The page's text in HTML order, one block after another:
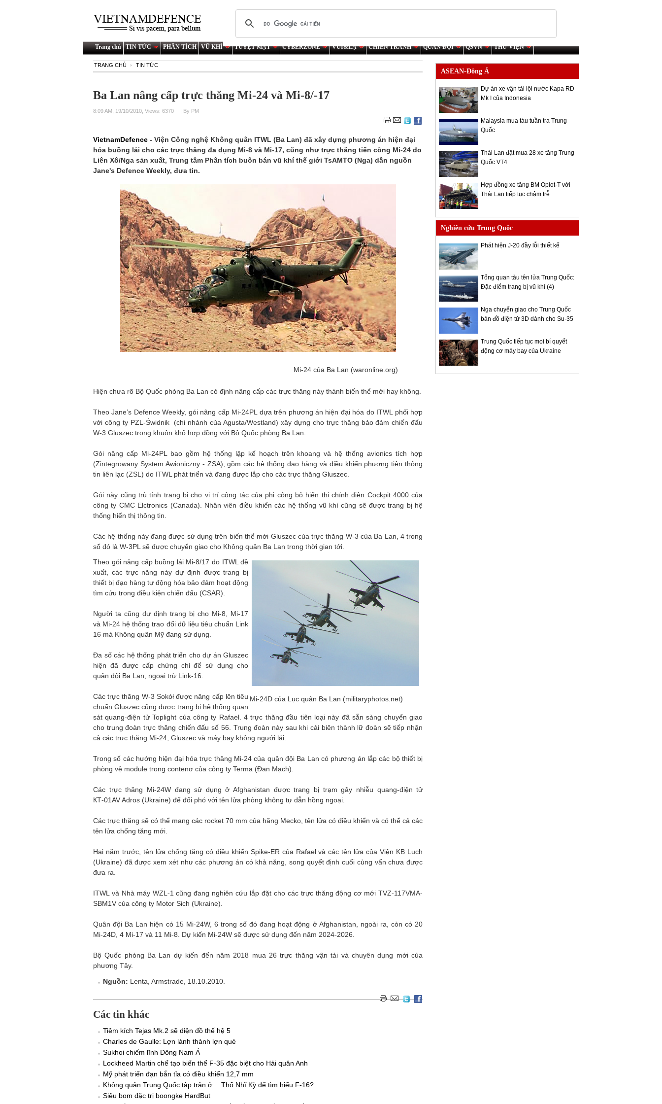
Trang chủ TIN TỨC PHÂN TÍCH VŨ KHÍ TUYỆT MẬT CYBERZONE VUI&LẠ CHIẾN TRANH QUÂN ĐỘI QSVN THƯ VIỆN
TRANG CHỦ TIN TỨC
Ba Lan nâng cấp trực thăng Mi-24 và Mi-8/-17
8:09 AM, 19/10/2010, Views: 6370 | By PM
VietnamDefence - Viện Công nghệ Không quân ITWL (Ba Lan) đã xây dựng phương án hiện đại
hóa buồng lái cho các trực thăng đa dụng Mi-8 và Mi-17, cũng như trực thăng tiến công Mi-24 do
Liên Xô/Nga sản xuất, Trung tâm Phân tích buôn bán vũ khí thế giới TsAMTO (Nga) dẫn nguồn
Jane's Defence Weekly, đưa tin.
Mi-24 của Ba Lan (waronline.org)
Hiện chưa rõ Bộ Quốc phòng Ba Lan có định nâng cấp các trực thăng này thành biến thể mới hay không.
Theo Jane’s Defence Weekly, gói nâng cấp Mi-24PL dựa trên phương án hiện đại hóa do ITWL phối hợp
với công ty PZL-Świdnik (chi nhánh của Agusta/Westland) xây dựng cho trực thăng bảo đảm chiến đấu
W-3 Gluszec trong khuôn khổ hợp đồng với Bộ Quốc phòng Ba Lan.
Gói nâng cấp Mi-24PL bao gồm hệ thống lập kế hoạch trên khoang và hệ thống avionics tích hợp
(Zintegrowany System Awioniczny - ZSA), gồm các hệ thống đạo hàng và điều khiển phương tiện thông
tin liên lạc (ZSL) do ITWL phát triển và đang được lắp cho các trực thăng Gluszec.
Gói này cũng trù tính trang bị cho vị trí công tác của phi công bộ hiển thị chính diện Cockpit 4000 của
công ty CMC Elctronics (Canada). Nhân viên điều khiển các hệ thống vũ khí cũng sẽ được trang bị hệ
thống hiển thị thông tin.
Các hệ thống này đang được sử dụng trên biến thể mới Gluszec của trực thăng W-3 của Ba Lan, 4 trong
số đó là W-3PL sẽ được chuyển giao cho Không quân Ba Lan trong thời gian tới.
Mi-24D của Lục quân Ba Lan (militaryphotos.net)
Theo gói nâng cấp buồng lái Mi-8/17 do ITWL đề
xuất, các trực năng này dự định được trang bị
thiết bị đạo hàng tự động hóa bảo đảm hoạt động
tìm cứu trong điều kiện chiến đấu (CSAR).
Người ta cũng dự định trang bị cho Mi-8, Mi-17
và Mi-24 hệ thống trao đổi dữ liệu tiêu chuẩn Link
16 mà Không quân Mỹ đang sử dụng.
Đa số các hệ thống phát triển cho dự án Gluszec
hiện đã được cấp chứng chỉ để sử dụng cho
quân đội Ba Lan, ngoại trừ Link-16.
Các trực thăng W-3 Sokół được nâng cấp lên tiêu
chuẩn Gluszec cũng được trang bị hệ thống quan
sát quang-điện tử Toplight của công ty Rafael. 4 trực thăng đầu tiên loại này đã sẵn sàng chuyển giao
cho trung đoàn trực thăng chiến đấu số 56. Trung đoàn này sau khi cải biên thành lữ đoàn sẽ tiếp nhận
cả các trực thăng Mi-24, Gluszec và máy bay không ngưới lái.
Trong số các hướng hiện đại hóa trực thăng Mi-24 của quân đội Ba Lan có phương án lắp các bộ thiết bị
phòng vệ module trong contenơ của công ty Terma (Đan Mạch).
Các trực thăng Mi-24W đang sử dụng ở Afghanistan được trang bị trạm gây nhiễu quang-điện tử
КТ-01AV Adros (Ukraine) để đối phó với tên lửa phòng không tự dẫn hồng ngoại.
Các trực thăng sẽ có thể mang các rocket 70 mm của hãng Mecko, tên lửa có điều khiển và có thể cả các
tên lửa chống tăng mới.
Hai năm trước, tên lửa chống tăng có điều khiển Spike-ER của Rafael và các tên lửa của Viện KB Luch
(Ukraine) đã được xem xét như các phương án có khả năng, song quyết định cuối cùng vấn chưa được
đưa ra.
ITWL và Nhà máy WZL-1 cũng đang nghiên cứu lắp đặt cho các trực thăng động cơ mới TVZ-117VMA-
SBM1V của công ty Motor Sich (Ukraine).
Quân đội Ba Lan hiện có 15 Mi-24W, 6 trong số đó đang hoạt động ở Afghanistan, ngoài ra, còn có 20
Mi-24D, 4 Mi-17 và 11 Mi-8. Dự kiến Mi-24W sẽ được sử dụng đến năm 2024-2026.
Bộ Quốc phòng Ba Lan dự kiến đến năm 2018 mua 26 trực thăng vận tải và chuyên dụng mới của
phương Tây.
Nguồn: Lenta, Armstrade, 18.10.2010.
Các tin khác
Tiêm kích Tejas Mk.2 sẽ diện đồ thế hệ 5
Charles de Gaulle: Lợn lành thành lợn què
Sukhoi chiếm lĩnh Đông Nam Á
Lockheed Martin chế tạo biến thể F-35 đặc biệt cho Hải quân Anh
Mỹ phát triển đạn bắn tỉa có điều khiển 12,7 mm
Không quân Trung Quốc tập trận ở… Thổ Nhĩ Kỳ để tìm hiểu F-16?
Siêu bom đặc trị boongke HardBut
ASEAN-Đông Á
Dự án xe vận tải lội nước Kapa RD
Mk I của Indonesia
Malaysia mua tàu tuần tra Trung
Quốc
Thái Lan đặt mua 28 xe tăng Trung
Quốc VT4
Hợp đồng xe tăng BM Oplot-T với
Thái Lan tiếp tục chậm trễ
Nghiên cứu Trung Quốc
Phát hiện J-20 đầy lỗi thiết kế
Tổng quan tàu tên lửa Trung Quốc:
Đặc điểm trang bị vũ khí (4)
Nga chuyển giao cho Trung Quốc
bản đồ điện tử 3D dành cho Su-35
Trung Quốc tiếp tục moi bí quyết
động cơ máy bay của Ukraine